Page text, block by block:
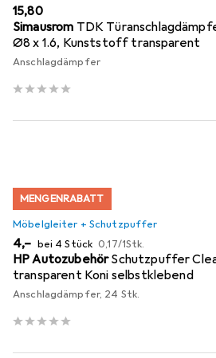
EUR
15,80
Simausrom TDK
Ø8 x 1.6, Kunststoff transparent
Anschlagdämpfer
MENGENRABATT
Möbelgleiter + Schutzpuffer
EUR
4,– bei 4 Stück EUR
0,17/1Stk.
HP AutozubehörSchutzpuffer
transparent Koni selbstklebend
Anschlagdämpfer, 24 Stk.